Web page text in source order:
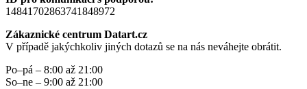
14841702863741848972
Zákaznické centrum Datart.cz
V případě jakýchkoliv jiných dotazů se na nás neváhejte obrátit.
Po–pá – 8:00 až 21:00
So–ne – 9:00 až 21:00